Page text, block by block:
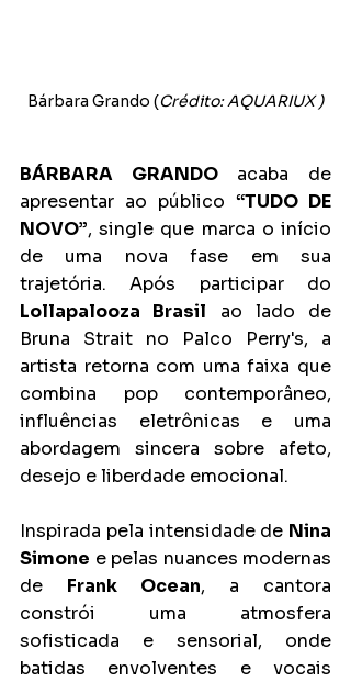
Bárbara Grando (Crédito: AQUARIUX )
BÁRBARA GRANDO acaba de
apresentar ao público “TUDO DE
NOVO”, single que marca o início
de uma nova fase em sua
Lollapalooza Brasil ao lado de
Bruna Strait no Palco Perry's, a
artista retorna com uma faixa que
combina pop contemporâneo,
influências eletrônicas e uma
abordagem sincera sobre afeto,
desejo e liberdade emocional.
Inspirada pela intensidade de Nina
Simone e pelas nuances modernas
de Frank Ocean, a cantora
constrói uma atmosfera
sofisticada e sensorial, onde
batidas envolventes e vocais